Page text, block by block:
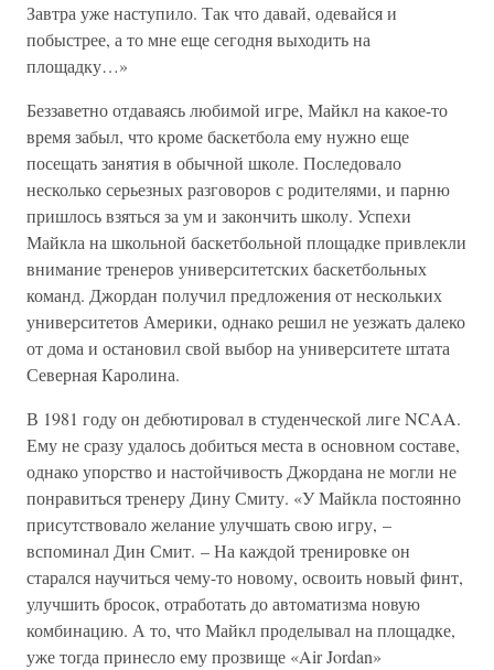
Завтра уже наступило. Так что давай, одевайся и
побыстрее, а то мне еще сегодня выходить на
площадку…»
Беззаветно отдаваясь любимой игре, Майкл на какое-то
время забыл, что кроме баскетбола ему нужно еще
посещать занятия в обычной школе. Последовало
несколько серьезных разговоров с родителями, и парню
пришлось взяться за ум и закончить школу. Успехи
Майкла на школьной баскетбольной площадке привлекли
внимание тренеров университетских баскетбольных
команд. Джордан получил предложения от нескольких
университетов Америки, однако решил не уезжать далеко
от дома и остановил свой выбор на университете штата
Северная Каролина.
В 1981 году он дебютировал в студенческой лиге NCAA.
Ему не сразу удалось добиться места в основном составе,
однако упорство и настойчивость Джордана не могли не
понравиться тренеру Дину Смиту. «У Майкла постоянно
присутствовало желание улучшать свою игру, –
вспоминал Дин Смит. – На каждой тренировке он
старался научиться чему-то новому, освоить новый финт,
улучшить бросок, отработать до автоматизма новую
комбинацию. А то, что Майкл проделывал на площадке,
уже тогда принесло ему прозвище «Air Jordan»